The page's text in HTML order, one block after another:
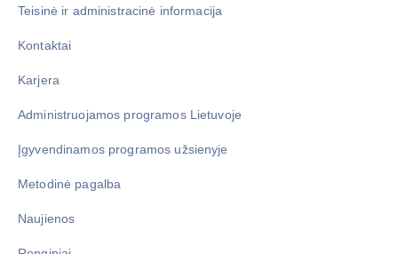
Teisinė ir administracinė informacija
Kontaktai
Karjera
Administruojamos programos Lietuvoje
Įgyvendinamos programos užsienyje
Metodinė pagalba
Naujienos